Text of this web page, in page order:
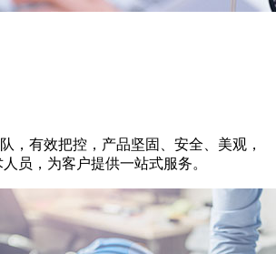
，有效把控，产品坚固、安全、美观，
员，为客户提供一站式服务。